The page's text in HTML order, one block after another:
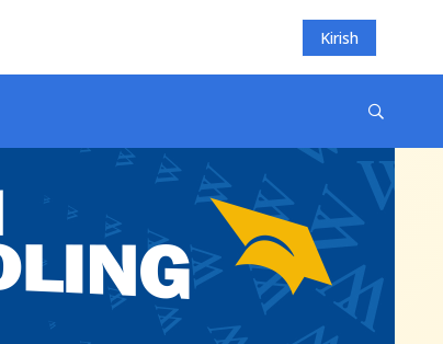
Kirish